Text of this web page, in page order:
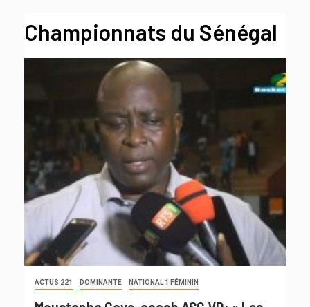
Championnats du Sénégal
ACTUS 221 DOMINANTE NATIONAL 1 FÉMININ